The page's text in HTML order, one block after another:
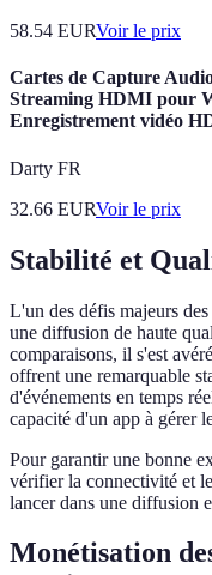
58.54 EURVoir le prix
Cartes de Capture
Streaming HDMI pour
Enregistrement vidéo
Darty FR
32.66 EURVoir le prix
Stabilité et
L'un des défis majeurs
une diffusion de haute
comparaisons, il s'est
offrent une remarquable
d'événements en temps
capacité d'un app à gérer
Pour garantir une bonne
vérifier la connectivité et
lancer dans une diffusion
Monétisation